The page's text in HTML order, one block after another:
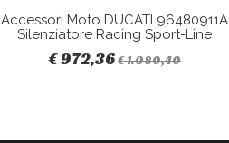
Accessori Moto DUCATI 96480911A
Silenziatore Racing Sport-Line
€ 972,36€ 1.080,40